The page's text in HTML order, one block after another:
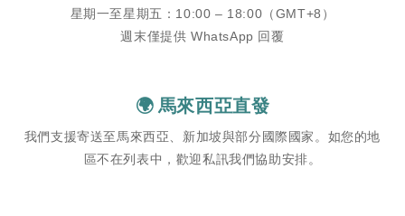
星期一至星期五：10:00 – 18:00（GMT+8）
週末僅提供 WhatsApp 回覆
🌍 馬來西亞直發
我們支援寄送至馬來西亞、新加坡與部分國際國家。如您的地
區不在列表中，歡迎私訊我們協助安排。